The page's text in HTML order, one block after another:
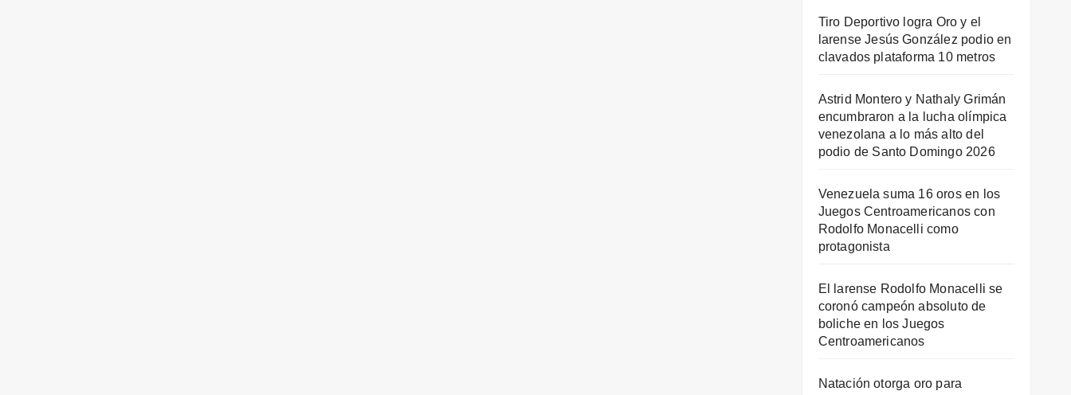
Tiro Deportivo logra Oro y el
larense Jesús González podio en
clavados plataforma 10 metros
Astrid Montero y Nathaly Grimán
encumbraron a la lucha olímpica
venezolana a lo más alto del
podio de Santo Domingo 2026
Venezuela suma 16 oros en los
Juegos Centroamericanos con
Rodolfo Monacelli como
protagonista
El larense Rodolfo Monacelli se
coronó campeón absoluto de
boliche en los Juegos
Centroamericanos
Natación otorga oro para